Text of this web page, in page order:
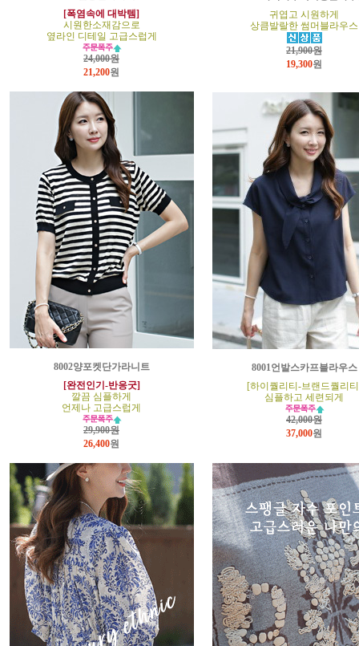
[폭염속에 대박템]
시원한소재감으로
옆라인 디테일 고급스럽게
24,000원
21,200원
귀엽고 시원하게
상큼발랄한 썸머블라우스
21,900원
19,300원
8002양포켓단가라니트
[완전인기-반응굿]
깔끔 심플하게
언제나 고급스럽게
29,900원
26,400원
8001언발스카프블라우스
[하이퀄리티-브랜드퀄리
심플하고 세련되게
42,000원
37,000원